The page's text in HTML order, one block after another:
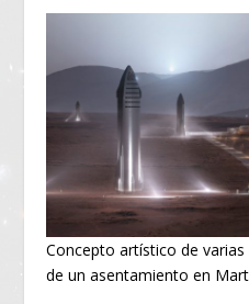
Concepto artístico de
de un asentamiento en